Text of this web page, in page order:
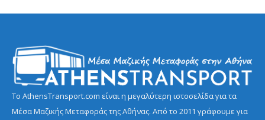
Το AthensTransport.com είναι η μεγαλύτερη ιστοσελίδα για τα
Μέσα Μαζικής Μεταφοράς της Αθήνας. Από το 2011 γράφουμε για